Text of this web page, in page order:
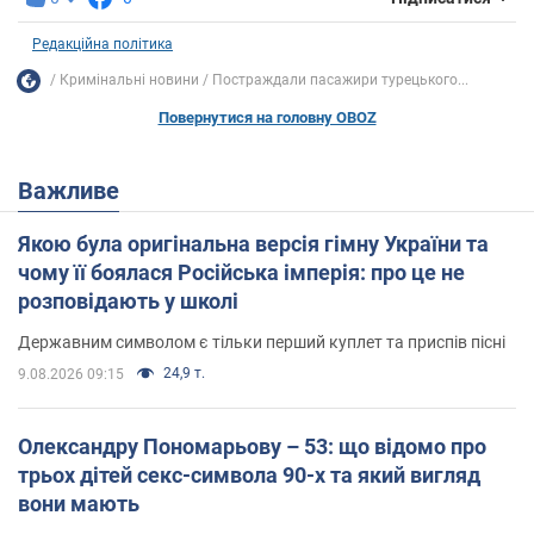
Редакційна політика
Кримінальні новини Постраждали пасажири турецького...
Повернутися на головну OBOZ
Важливе
Якою була оригінальна версія гімну України та
чому її боялася Російська імперія: про це не
розповідають у школі
Державним символом є тільки перший куплет та приспів пісні
9.08.2026 09:15 24,9 т.
Олександру Пономарьову – 53: що відомо про
трьох дітей секс-символа 90-х та який вигляд
вони мають